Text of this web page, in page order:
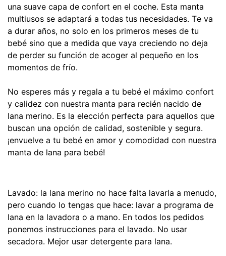
una suave capa de confort en el coche. Esta manta
multiusos se adaptará a todas tus necesidades. Te va
a durar años, no solo en los primeros meses de tu
bebé sino que a medida que vaya creciendo no deja
de perder su función de acoger al pequeño en los
momentos de frío.
No esperes más y regala a tu bebé el máximo confort
y calidez con nuestra manta para recién nacido de
lana merino. Es la elección perfecta para aquellos que
buscan una opción de calidad, sostenible y segura.
¡envuelve a tu bebé en amor y comodidad con nuestra
manta de lana para bebé!
Lavado: la lana merino no hace falta lavarla a menudo,
pero cuando lo tengas que hace: lavar a programa de
lana en la lavadora o a mano. En todos los pedidos
ponemos instrucciones para el lavado. No usar
secadora. Mejor usar detergente para lana.